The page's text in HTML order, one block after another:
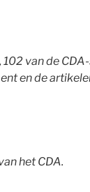
van de
en de
het CDA.